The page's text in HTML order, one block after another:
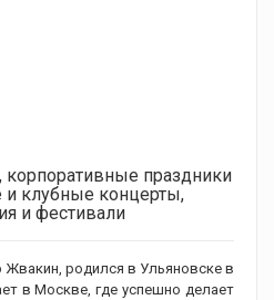
корпоративные праздники
и клубные концерты,
и фестивали
родился в Ульяновске в
в Москве, где успешно делает